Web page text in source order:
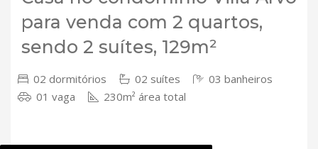
para venda com 2 quartos,
sendo 2 suítes, 129m²
02 dormitórios 02 suítes
03 banheiros
01 vaga
230m² área total